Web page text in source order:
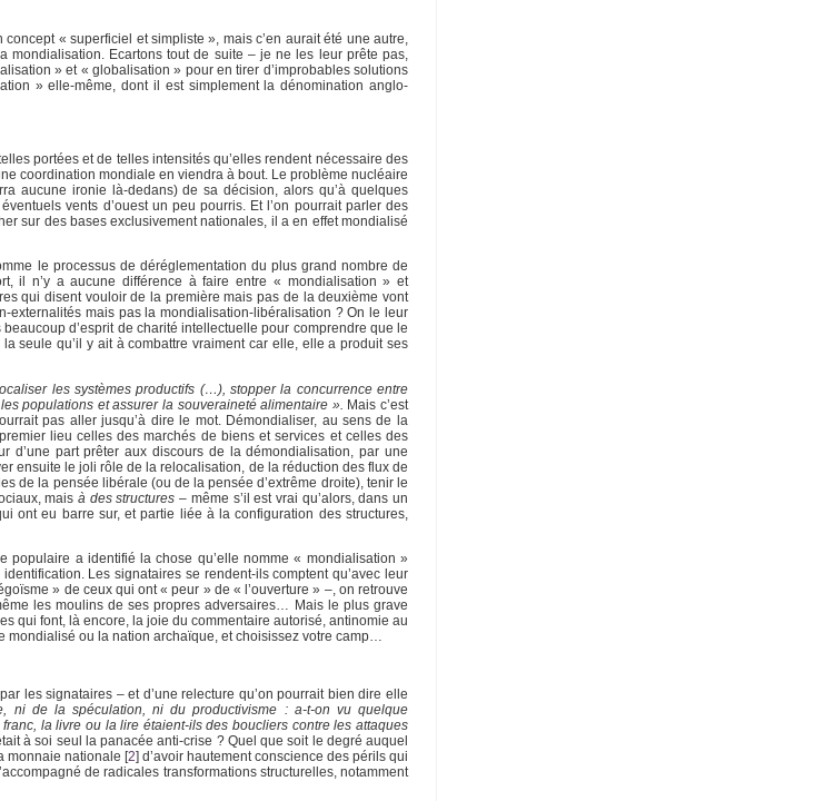
« superficiel et simpliste », mais c’en aurait été une autre,
Ecartons tout de suite – je ne les leur prête pas,
» et « globalisation » pour en tirer d’improbables solutions
» elle-même, dont il est simplement la dénomination anglo-
portées et de telles intensités qu’elles rendent nécessaire des
coordination mondiale en viendra à bout. Le problème nucléaire
aucune ironie là-dedans) de sa décision, alors qu’à quelques
vents d’ouest un peu pourris. Et l’on pourrait parler des
sur des bases exclusivement nationales, il a en effet mondialisé
le processus de déréglementation du plus grand nombre de
il n’y a aucune différence à faire entre « mondialisation » et
qui disent vouloir de la première mais pas de la deuxième vont
externalités mais pas la mondialisation-libéralisation ? On le leur
d’esprit de charité intellectuelle pour comprendre que le
seule qu’il y ait à combattre vraiment car elle, elle a produit ses
les systèmes productifs (…), stopper la concurrence entre
populations et assurer la souveraineté alimentaire ». Mais c’est
pas aller jusqu’à dire le mot. Démondialiser, au sens de la
lieu celles des marchés de biens et services et celles des
d’une part prêter aux discours de la démondialisation, par une
ensuite le joli rôle de la relocalisation, de la réduction des flux de
de la pensée libérale (ou de la pensée d’extrême droite), tenir le
maisà des structures – même s’il est vrai qu’alors, dans un
ont eu barre sur, et partie liée à la configuration des structures,
populaire a identifié la chose qu’elle nomme « mondialisation »
Les signataires se rendent-ils comptent qu’avec leur
» de ceux qui ont « peur » de « l’ouverture » –, on retrouve
les moulins de ses propres adversaires… Mais le plus grave
qui font, là encore, la joie du commentaire autorisé, antinomie au
mondialisé ou la nation archaïque, et choisissez votre camp…
les signataires – et d’une relecture qu’on pourrait bien dire elle
ni de la spéculation, ni du productivisme : a-t-on vu quelque
la livre ou la lire étaient-ils des boucliers contre les attaques
à soi seul la panacée anti-crise ? Quel que soit le degré auquel
monnaie nationale [2] d’avoir hautement conscience des périls qui
de radicales transformations structurelles, notamment